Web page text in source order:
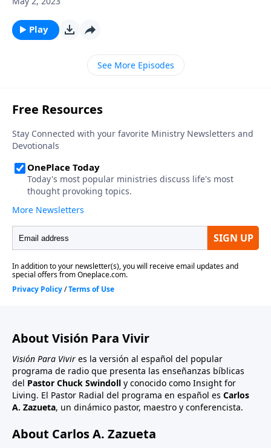
muy especial hecho sobre la Palabra de Dios. Sin este
ingrediente fundamental nuestras vidas carecerían
de sabor y de propósito. Pero de nada sirve escuchar
y no poner en práctica lo que se escucha. ¿Se ha
modo que impregne su vida entera? Permita que
Santiago lo guíe a sacar el mejor provecho cada vez
que usted se adentra en el estudio de las Escrituras.
Play
See More Episodes
About Visión Para Vivir
Visión Para Vivir es la versión al español del popular
programa de radio que presenta las enseñanzas bíblicas
del Pastor Chuck Swindoll y conocido como Insight for
Living. El Pastor Radial del programa en español es Carlos
A. Zazueta, un dinámico pastor, maestro y conferencista.
About Carlos A. Zazueta